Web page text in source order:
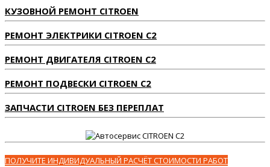
КУЗОВНОЙ РЕМОНТ CITROEN
РЕМОНТ ЭЛЕКТРИКИ CITROEN C2
РЕМОНТ ДВИГАТЕЛЯ CITROEN C2
РЕМОНТ ПОДВЕСКИ CITROEN C2
ЗАПЧАСТИ CITROEN БЕЗ ПЕРЕПЛАТ
ПОЛУЧИТЕ ИНДИВИДУАЛЬНЫЙ РАСЧЁТ СТОИМОСТИ РАБОТ